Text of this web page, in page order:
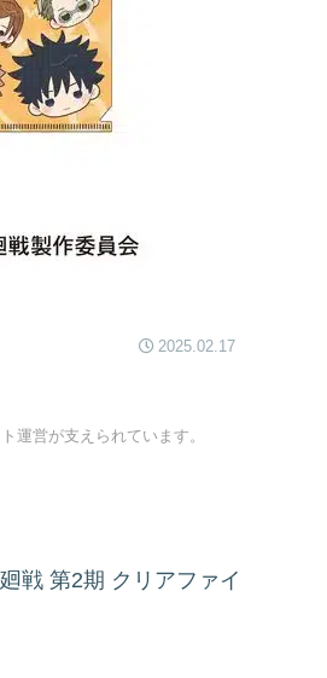
2025.02.17
運営が支えられています。
戦 第2期 クリアファイ